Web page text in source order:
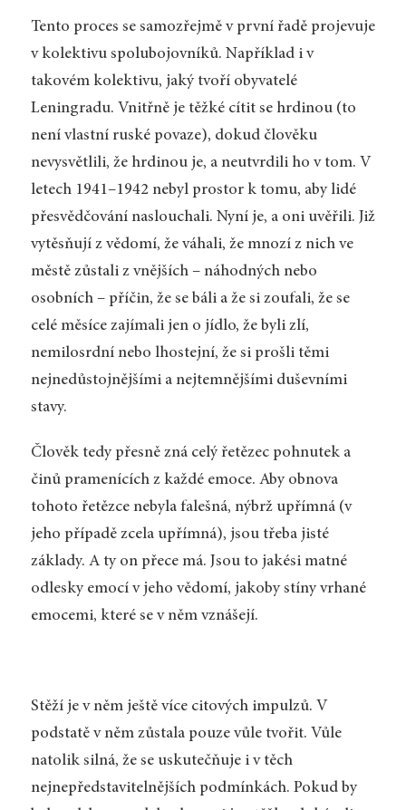
Tento proces se samozřejmě v první řadě projevuje
v kolektivu spolubojovníků. Například i v
takovém kolektivu, jaký tvoří obyvatelé
Leningradu. Vnitřně je těžké cítit se hrdinou (to
není vlastní ruské povaze), dokud člověku
nevysvětlili, že hrdinou je, a neutvrdili ho v tom. V
letech 1941–1942 nebyl prostor k tomu, aby lidé
přesvědčování naslouchali. Nyní je, a oni uvěřili. Již
vytěsňují z vědomí, že váhali, že mnozí z nich ve
městě zůstali z vnějších – náhodných nebo
osobních – příčin, že se báli a že si zoufali, že se
celé měsíce zajímali jen o jídlo, že byli zlí,
nemilosrdní nebo lhostejní, že si prošli těmi
nejnedůstojnějšími a nejtemnějšími duševními
stavy.
Člověk tedy přesně zná celý řetězec pohnutek a
činů pramenících z každé emoce. Aby obnova
tohoto řetězce nebyla falešná, nýbrž upřímná (v
jeho případě zcela upřímná), jsou třeba jisté
základy. A ty on přece má. Jsou to jakési matné
odlesky emocí v jeho vědomí, jakoby stíny vrhané
emocemi, které se v něm vznášejí.
Stěží je v něm ještě více citových impulzů. V
podstatě v něm zůstala pouze vůle tvořit. Vůle
natolik silná, že se uskutečňuje i v těch
nejnepředstavitelnějších podmínkách. Pokud by